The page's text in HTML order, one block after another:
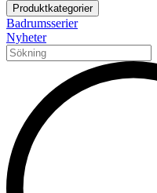
Produktkategorier
Badrumsserier
Nyheter